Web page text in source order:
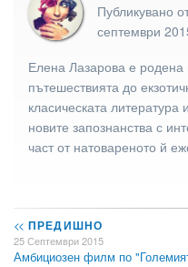
Публикувано
септември
Елена Лазарова е
пътешествията до
класическата
новите запознанства с
част от натовареното й
<< ПРЕДИШНО
25 Септември 2015
Амбициозен филм по